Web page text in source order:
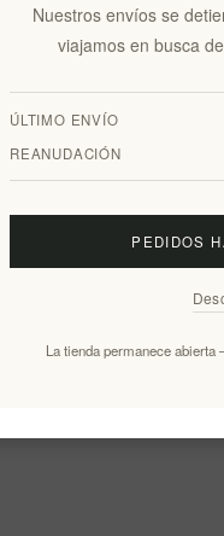
Nuestros envíos se
viajamos en busca
ÚLTIMO ENVÍO
REANUDACIÓN
PEDIDOS
La tienda permanece